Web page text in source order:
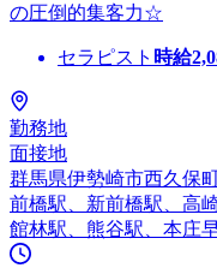
の圧倒的集客力☆
セラピスト 時給
勤務地
面接地
群馬県伊勢崎市西久保
前橋駅、新前橋駅、高
館林駅、熊谷駅、本庄